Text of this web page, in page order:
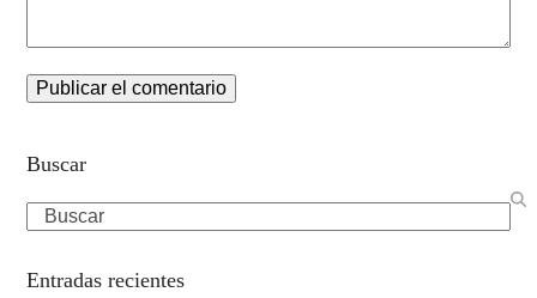
Buscar
Search
Entradas recientes